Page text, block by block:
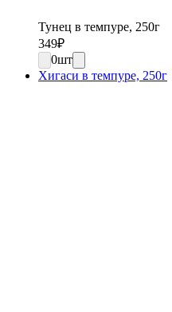
Тунец в темпуре, 250г
349₽
0шт
Хигаси в темпуре, 250г